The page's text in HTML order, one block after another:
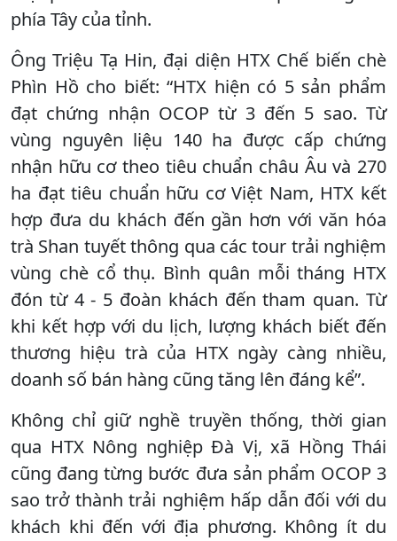
phía Tây của tỉnh.
Ông Triệu Tạ Hin, đại diện HTX Chế biến chè
Phìn Hồ cho biết: “HTX hiện có 5 sản phẩm
đạt chứng nhận OCOP từ 3 đến 5 sao. Từ
vùng nguyên liệu 140 ha được cấp chứng
nhận hữu cơ theo tiêu chuẩn châu Âu và 270
ha đạt tiêu chuẩn hữu cơ Việt Nam, HTX kết
hợp đưa du khách đến gần hơn với văn hóa
trà Shan tuyết thông qua các tour trải nghiệm
vùng chè cổ thụ. Bình quân mỗi tháng HTX
đón từ 4 - 5 đoàn khách đến tham quan. Từ
khi kết hợp với du lịch, lượng khách biết đến
thương hiệu trà của HTX ngày càng nhiều,
doanh số bán hàng cũng tăng lên đáng kể”.
Không chỉ giữ nghề truyền thống, thời gian
qua HTX Nông nghiệp Đà Vị, xã Hồng Thái
cũng đang từng bước đưa sản phẩm OCOP 3
sao trở thành trải nghiệm hấp dẫn đối với du
khách khi đến với địa phương. Không ít du